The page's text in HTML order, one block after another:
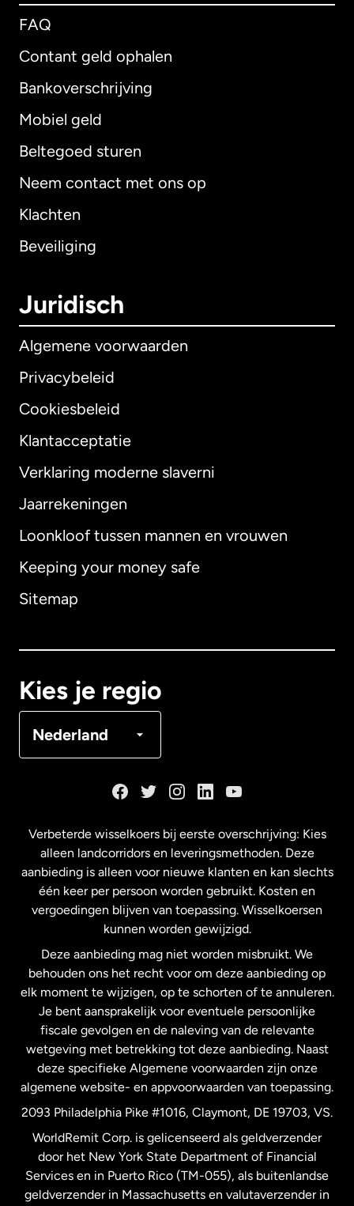
FAQ
Contant geld ophalen
Bankoverschrijving
Mobiel geld
Beltegoed sturen
Neem contact met ons op
Klachten
Beveiliging
Juridisch
Algemene voorwaarden
Privacybeleid
Cookiesbeleid
Klantacceptatie
Verklaring moderne slaverni
Jaarrekeningen
Loonkloof tussen mannen en vrouwen
Keeping your money safe
Sitemap
Kies je regio
Nederland
Internationaal English
Australië
Maleisië
Nederland
Nieuw-Zeeland
Spanje
Verenigd Koninkrijk
Verenigde Staten English
Verenigde Staten Español
Verbeterde wisselkoers bij eerste overschrijving: Kies
alleen landcorridors en leveringsmethoden. Deze
aanbieding is alleen voor nieuwe klanten en kan slechts
één keer per persoon worden gebruikt. Kosten en
vergoedingen blijven van toepassing. Wisselkoersen
kunnen worden gewijzigd.
Deze aanbieding mag niet worden misbruikt. We
behouden ons het recht voor om deze aanbieding op
elk moment te wijzigen, op te schorten of te annuleren.
Je bent aansprakelijk voor eventuele persoonlijke
fiscale gevolgen en de naleving van de relevante
wetgeving met betrekking tot deze aanbieding. Naast
deze specifieke Algemene voorwaarden zijn onze
algemene website- en appvoorwaarden van toepassing.
2093 Philadelphia Pike #1016, Claymont, DE 19703, VS.
WorldRemit Corp. is gelicenseerd als geldverzender
door het New York State Department of Financial
Services en in Puerto Rico (TM-055), als buitenlandse
geldverzender in Massachusetts en valutaverzender in